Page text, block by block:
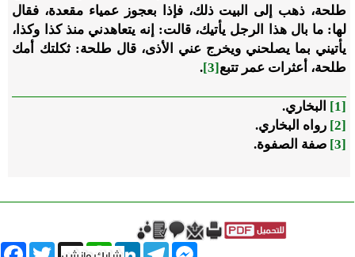
طلحة، ذهب إلى البيت ذلك، فإذا بعجوز عمياء مقعدة، فقال
لها: ما بال هذا الرجل يأتيك، قالت: إنه يتعاهدني منذ كذا وكذا،
يأتيني بما يصلحني ويخرج عني الأذى، قال طلحة: ثكلتك أمك
طلحة، أعثرات عمر تتبع[3]
.
[1]
البخاري.
[2]
رواه البخاري.
[3]
صفة الصفوة.
Twitter X
WhatsAppLinkedInTelegram
Messenger